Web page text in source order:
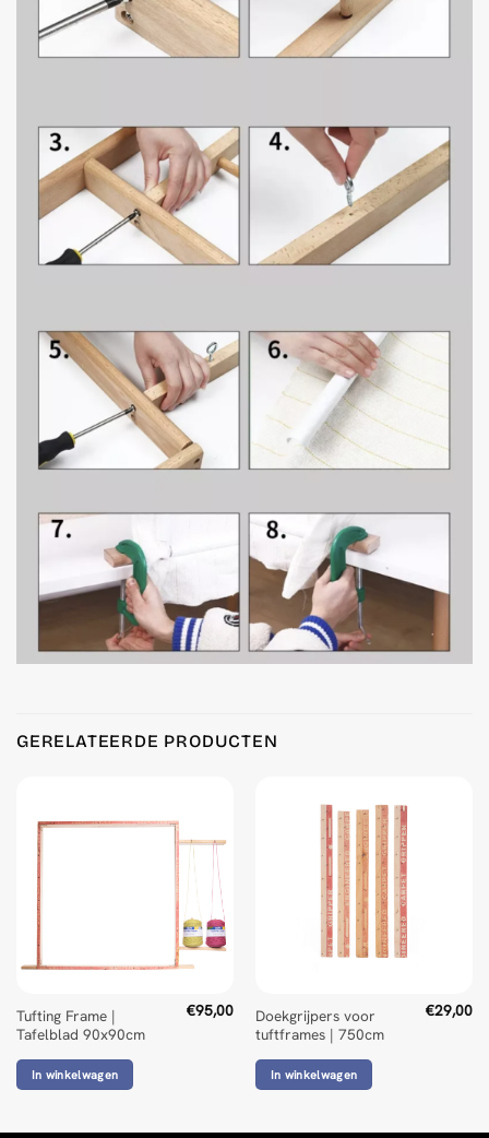
GERELATEERDE PRODUCTEN
Tufting Frame |
Tafelblad 90x90cm
€95,00
In winkelwagen
Doekgrijpers voor
tuftframes | 750cm
€29,00
In winkelwagen